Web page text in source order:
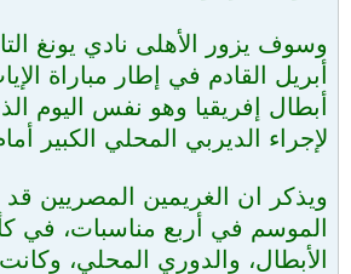
أبريل القادم في إطار مباراة
أبطال إفريقيا وهو نفس اليوم
لإجراء الديربي المحلي الكبير
ويذكر ان الغريمين المصريين قد
الموسم في أربع مناسبات،
الأبطال، والدوري المحلي،